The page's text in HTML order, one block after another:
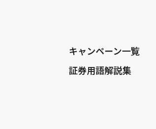
キャンペーン一覧
証券用語解説集